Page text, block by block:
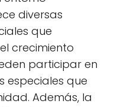
diversas
que
crecimiento
participar en
especiales que
Además, la